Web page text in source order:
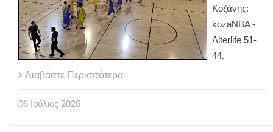
Κοζάνης:
kozaNBA -
Alterlife 51-
44.
Διαβάστε Περισσότερα
06 Ιούλιος 2026